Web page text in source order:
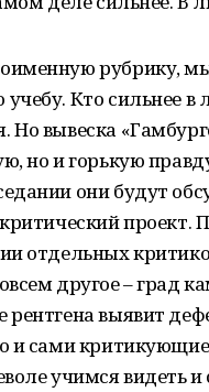
рубрику,
Кто сильнее в
вывеска
но и горькую
они будут
отдельных
другое – град
рентгена выявит
и сами
учимся видеть